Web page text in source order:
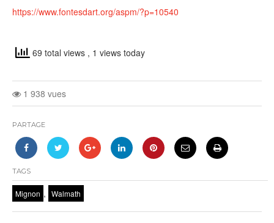
https://www.fontesdart.org/aspm/?p=10540
69 total views , 1 views today
1 938 vues
PARTAGE
TAGS
Mignon , Walmath